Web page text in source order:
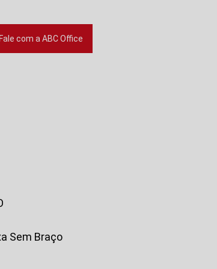
Fale com a ABC Office
Sem Braço